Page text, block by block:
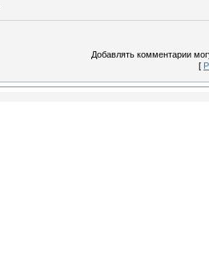
Добавлять комментарии
[